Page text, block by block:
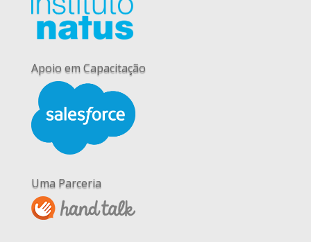
Apoio em Capacitação
Uma Parceria